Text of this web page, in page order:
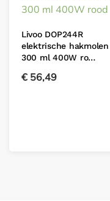
Livoo DOP244R
elektrische hakmolen
300 ml 400W ro…
€ 56,49